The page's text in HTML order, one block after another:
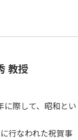
教授
に際して、昭和とい
行なわれた祝賀事